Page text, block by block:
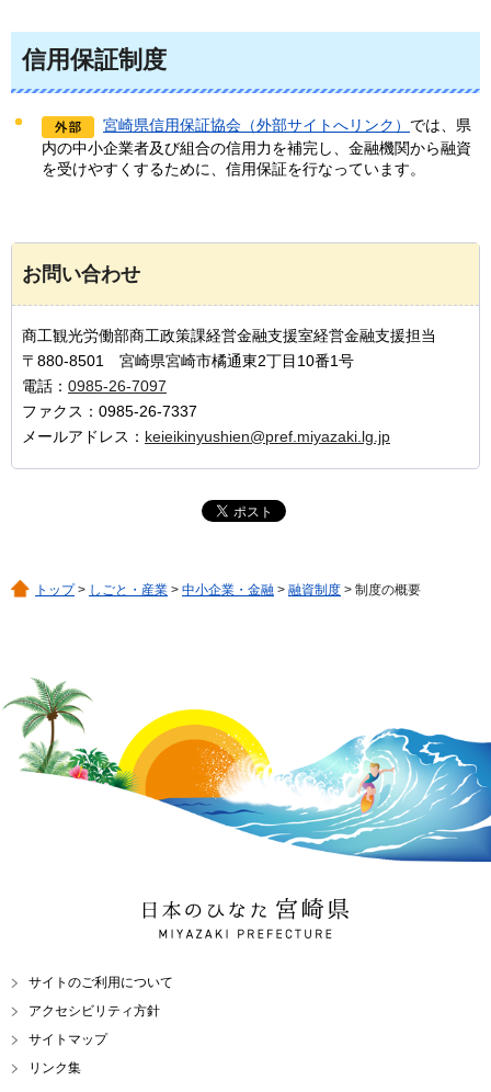
信用保証制度
宮崎県信用保証協会（外部サイトへリンク） では、県
内の中小企業者及び組合の信用力を補完し、金融機関から融資
を受けやすくするために、信用保証を行なっています。
お問い合わせ
商工観光労働部商工政策課経営金融支援室経営金融支援担当
〒880-8501 宮崎県宮崎市橘通東2丁目10番1号
電話： 0985-26-7097
ファクス：0985-26-7337
メールアドレス： keieikinyushien@pref.miyazaki.lg.jp
トップ> しごと・産業 > 中小企業・金融 > 融資制度 > 制度の概要
日本のひなた 宮崎県
MIYAZAKI PREFECTURE
サイトのご利用について
アクセシビリティ方針
サイトマップ
リンク集